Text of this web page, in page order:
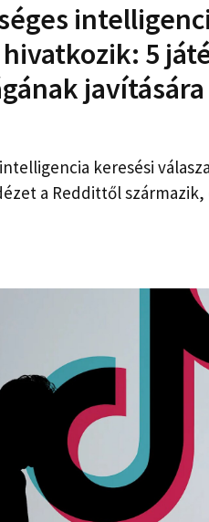
5
javítására
keresési
a Reddittől származik,